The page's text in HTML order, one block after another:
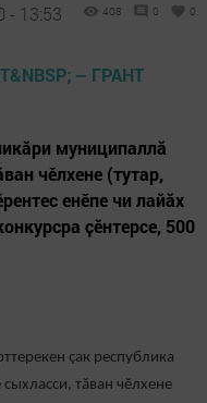
- 13:53 408 0 0
муниципаллă
чěлхене (тутар,
енěпе чи лайăх
ҫӗнтерсе, 500
çак республика
сыхласси, тăван чӗлхене